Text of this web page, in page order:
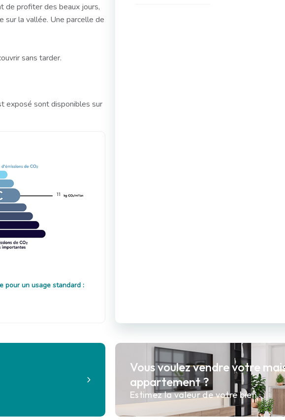
de profiter des beaux jours,
sur la vallée. Une parcelle de
sans tarder.
exposé sont disponibles sur
11
pour un usage standard :
Vous voulez vendre votre
appartement ?
Estimez la valeur de votre bien.